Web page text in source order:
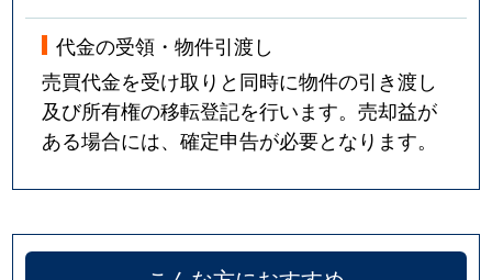
代金の受領・物件引渡し
売買代金を受け取りと同時に物件の引き渡し
及び所有権の移転登記を行います。売却益が
ある場合には、確定申告が必要となります。